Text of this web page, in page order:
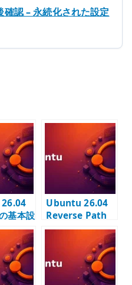
認 – 永続化された設定
基本設
で時刻
定させ
Ubuntu 26.04
Reverse Path
Filtering の基本
設定 – 複数イン
ターフェイスと
PBR で rp_filter
を確認する